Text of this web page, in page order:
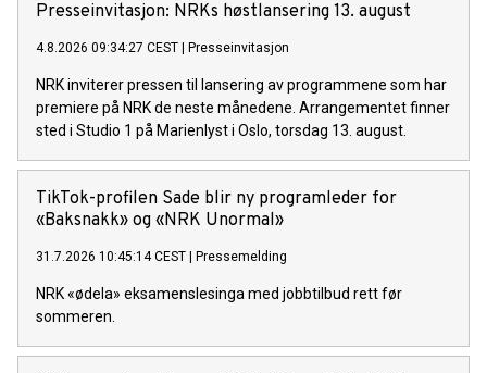
Presse­invita­sjon: NRKs høst­lansering 13. august
4.8.2026 09:34:27 CEST Presseinvitasjon
NRK inviterer pressen til lansering av programmene som har
premiere på NRK de neste månedene. Arrangementet finner
sted i Studio 1 på Marienlyst i Oslo, torsdag 13. august.
TikTok-profilen Sade blir ny programleder for
«Baksnakk» og «NRK Unormal»
31.7.2026 10:45:14 CEST Pressemelding
NRK «ødela» eksamenslesinga med jobbtilbud rett før
sommeren.